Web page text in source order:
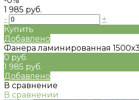
1 985 руб.
-
+
Купить
Добавлено
Фанера ламинированная
0 руб.
1 985 руб.
Добавлено
В сравнение
В сравнении